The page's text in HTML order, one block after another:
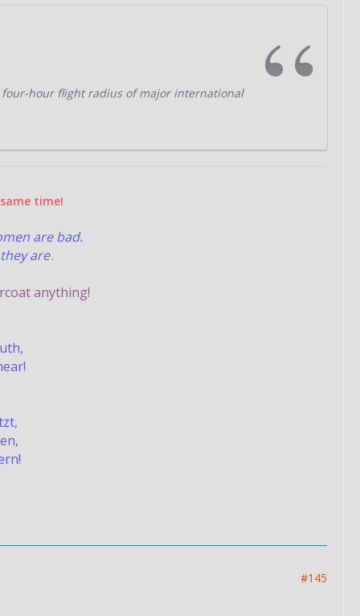
four-hour flight radius of major international
beyond NAIA,” it added.
time!
are bad.
are.
anything!
#145